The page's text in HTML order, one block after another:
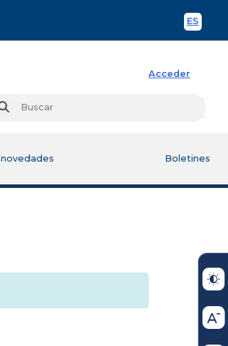
ES
Acceder
Buscar
novedades Boletines